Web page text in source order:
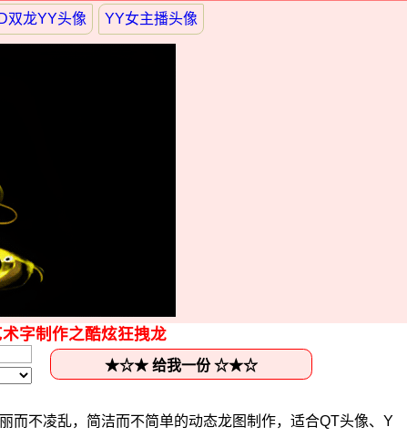
双龙YY头像 YY女主播头像
字制作之酷炫狂拽龙
而不凌乱，简洁而不简单的动态龙图制作，适合QT头像、Y